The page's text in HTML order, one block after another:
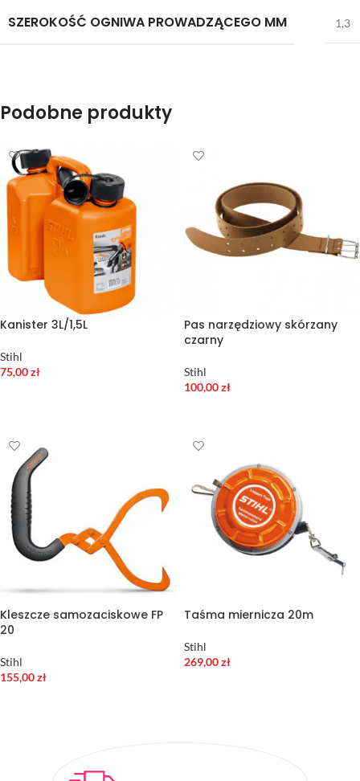
SZEROKOŚĆ OGNIWA PROWADZĄCEGO MM 1,3
Podobne produkty
Kanister 3L/1,5L
Stihl
75,00zł
Pas narzędziowy skórzany
czarny
Stihl
100,00zł
Kleszcze samozaciskowe FP
20
Stihl
155,00zł
Taśma miernicza 20m
Stihl
269,00zł